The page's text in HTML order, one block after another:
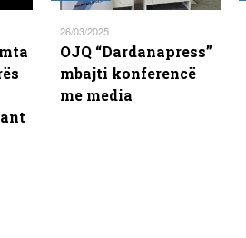
26/03/2025
OJQ “Dardanapress”
mbajti konferencë
me media